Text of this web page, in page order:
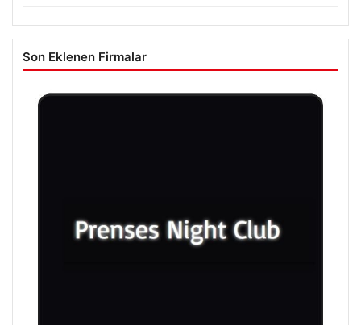
Son Eklenen Firmalar